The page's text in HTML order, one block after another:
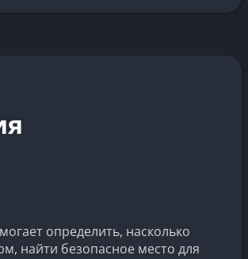
определить, насколько
найти безопасное место для